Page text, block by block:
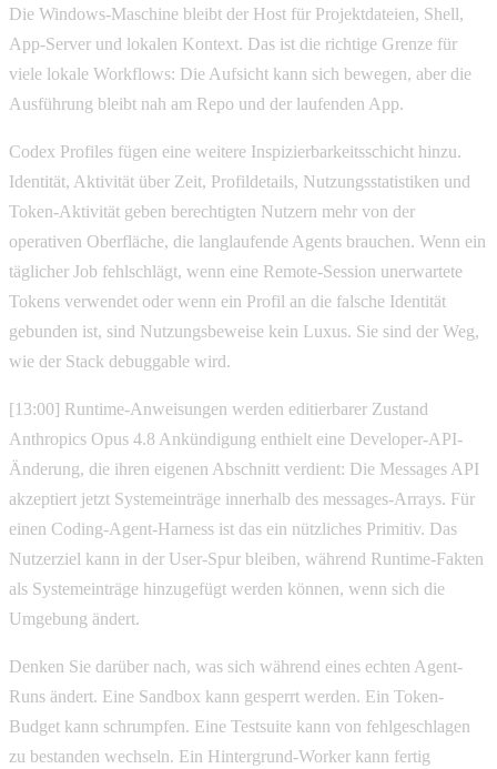
Die Windows-Maschine bleibt der Host für Projektdateien, Shell,
App-Server und lokalen Kontext. Das ist die richtige Grenze für
viele lokale Workflows: Die Aufsicht kann sich bewegen, aber die
Ausführung bleibt nah am Repo und der laufenden App.
Codex Profiles fügen eine weitere Inspizierbarkeitsschicht hinzu.
Identität, Aktivität über Zeit, Profildetails, Nutzungsstatistiken und
Token-Aktivität geben berechtigten Nutzern mehr von der
operativen Oberfläche, die langlaufende Agents brauchen. Wenn ein
täglicher Job fehlschlägt, wenn eine Remote-Session unerwartete
Tokens verwendet oder wenn ein Profil an die falsche Identität
gebunden ist, sind Nutzungsbeweise kein Luxus. Sie sind der Weg,
wie der Stack debuggable wird.
[13:00] Runtime-Anweisungen werden editierbarer Zustand
Anthropics Opus 4.8 Ankündigung enthielt eine Developer-API-
Änderung, die ihren eigenen Abschnitt verdient: Die Messages API
akzeptiert jetzt Systemeinträge innerhalb des messages-Arrays. Für
einen Coding-Agent-Harness ist das ein nützliches Primitiv. Das
Nutzerziel kann in der User-Spur bleiben, während Runtime-Fakten
als Systemeinträge hinzugefügt werden können, wenn sich die
Umgebung ändert.
Denken Sie darüber nach, was sich während eines echten Agent-
Runs ändert. Eine Sandbox kann gesperrt werden. Ein Token-
Budget kann schrumpfen. Eine Testsuite kann von fehlgeschlagen
zu bestanden wechseln. Ein Hintergrund-Worker kann fertig